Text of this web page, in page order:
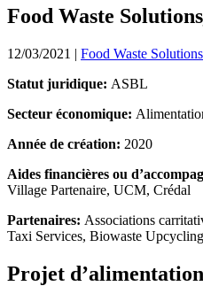
Food Waste
12/03/2021 | Food Waste
Statut juridique: ASBL
Secteur économique:
Année de création: 2020
Aides financières ou
Village Partenaire, UCM, Crédal
Partenaires: Associations
Taxi Services, Biowaste
Projet